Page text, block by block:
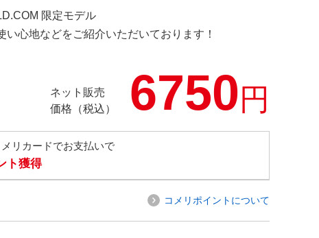
限定モデル
い心地などをご紹介いただいております！
ネット販売
価格（税込）
6750円
リカードでお支払いで
ト獲得
コメリポイントについて